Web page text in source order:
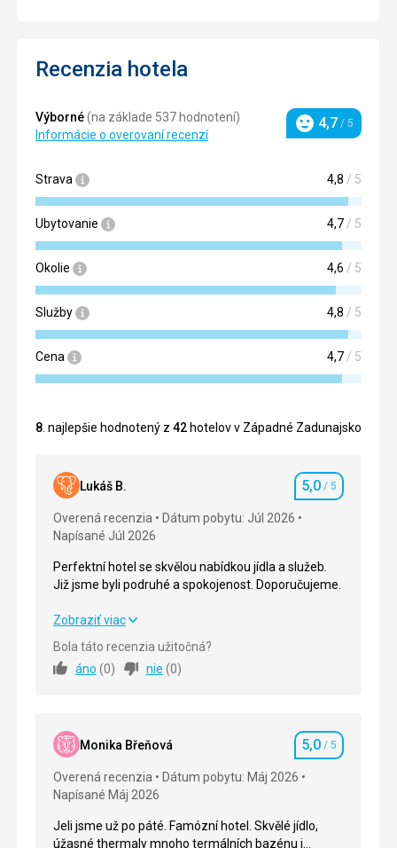
Recenzia hotela
Výborné(na základe 537 hodnotení)
Informácie o overovaní recenzí
Hodnotenie
4,7 / 5
Strava 4,8 / 5
Ubytovanie 4,7 / 5
Okolie 4,6 / 5
Služby 4,8 / 5
Cena 4,7 / 5
8 . najlepšie hodnotený z 42 hotelov v Západné Zadunajsko
Lukáš B. Hodnotenie
5,0 / 5
Overená recenzia
Dátum pobytu: Júl 2026
Napísané Júl 2026
Perfektní hotel se skvělou nabídkou jídla a služeb.
Již jsme byli podruhé a spokojenost. Doporučujeme.
Perfektní hotel se skvělou nabídkou jídla a služeb.
Strava
Okolie 5,0/ 5
Služby
Zobraziť viac
Bola táto recenzia užitočná?
áno (0) nie (0)
Monika Břeňová Hodnotenie
5,0 / 5
Overená recenzia
Dátum pobytu: Máj 2026
Napísané Máj 2026
Jeli jsme už po páté. Famózní hotel. Skvělé jídlo,
úžasné thermaly mnoho termálních bazénu i